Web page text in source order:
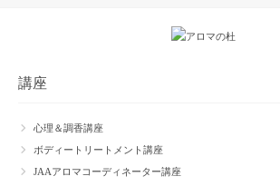
講座
心理＆調香講座
ボディートリートメント講座
JAAアロマコーディネーター講座